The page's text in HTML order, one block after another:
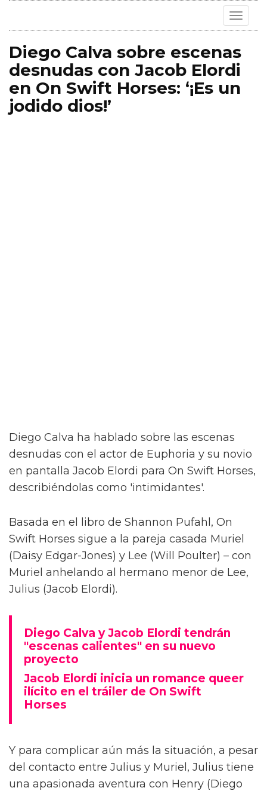
Toggle
Diego Calva sobre escenas
desnudas con Jacob Elordi
en On Swift Horses: ‘¡Es un
jodido dios!’
Diego Calva ha hablado sobre las escenas
desnudas con el actor de Euphoria y su novio
en pantalla Jacob Elordi para On Swift Horses,
describiéndolas como 'intimidantes'.
Basada en el libro de Shannon Pufahl, On
Swift Horses sigue a la pareja casada Muriel
(Daisy Edgar-Jones) y Lee (Will Poulter) – con
Muriel anhelando al hermano menor de Lee,
Diego Calva y Jacob Elordi tendrán
"escenas calientes" en su nuevo
proyecto